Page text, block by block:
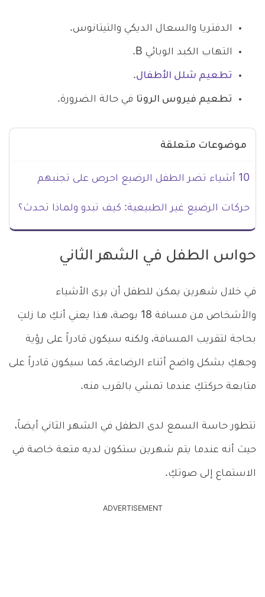
الدفتريا والسعال الديكي والتيتانوس.
التهاب الكبد الوبائي B.
تطعيم شلل الأطفال.
تطعيم فيروس الروتا في حالة الضرورة.
موضوعات متعلقة
10 أشياء تضر الطفل الرضيع احرص على تجنبهم
حركات الرضيع غير الطبيعية: كيف تبدو ولماذا تحدث؟
حواس الطفل في الشهر الثاني
في خلال شهرين يمكن للطفل أن يرى الأشياء
والأشخاص من مسافة 18 بوصة، هذا يعني أنكِ ما زلتِ
بحاجة لتقريب المسافة، ولكنه سيكون قادراً على رؤية
وجهكِ بشكل واضح أثناء الرضاعة، كما سيكون قادراً على
متابعة حركتكِ عندما تمشي بالقرب منه.
تتطور حاسة السمع لدى الطفل في الشهر الثاني أيضاً،
حيث أنه عندما يتم شهرين ستكون لديه متعة خاصة في
الاستماع إلى صوتكِ.
ADVERTISEMENT